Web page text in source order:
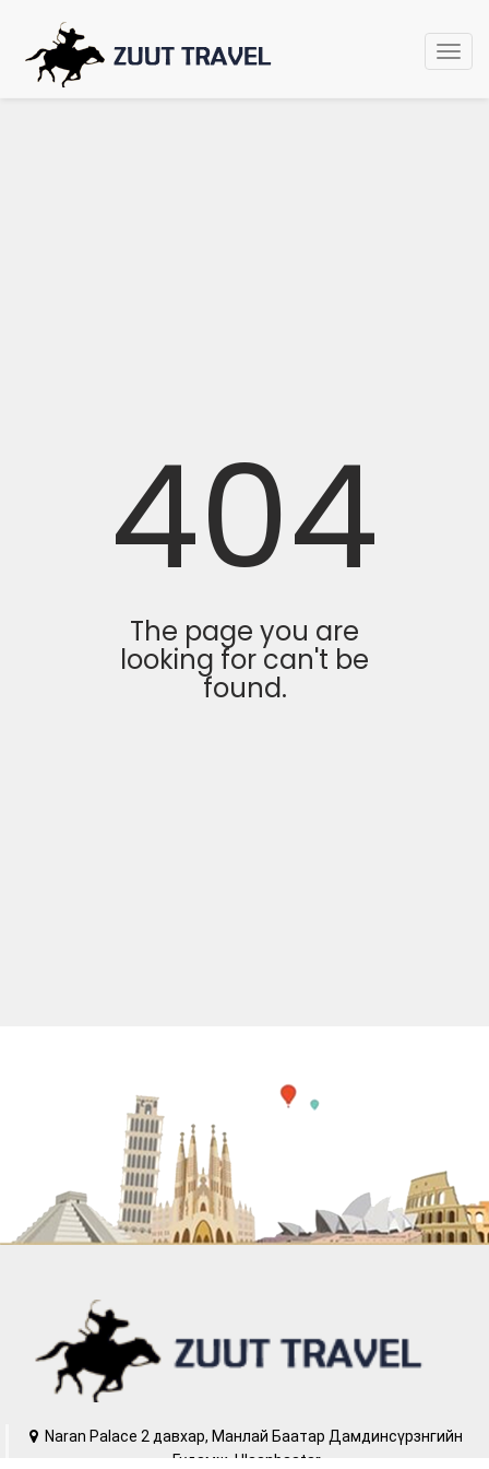
404
The page you are
looking for can't be
found.
Naran Palace 2 давхар, Манлай Баатар Дамдинсүрзнгийн
Гудамж, Ulaanbaatar